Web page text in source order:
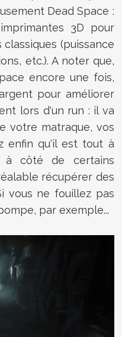
Dead Space :
3D pour
(puissance
etc.). A noter que,
encore une fois,
pour améliorer
lors d'un run : il va
votre matraque, vos
enfin qu'il est tout à
à côté de certains
récupérer des
vous ne fouillez pas
par exemple...